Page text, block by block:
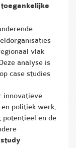
toegankelijke
vlak
analyse is
case studies
innovatieve
politiek werk,
potentieel en de